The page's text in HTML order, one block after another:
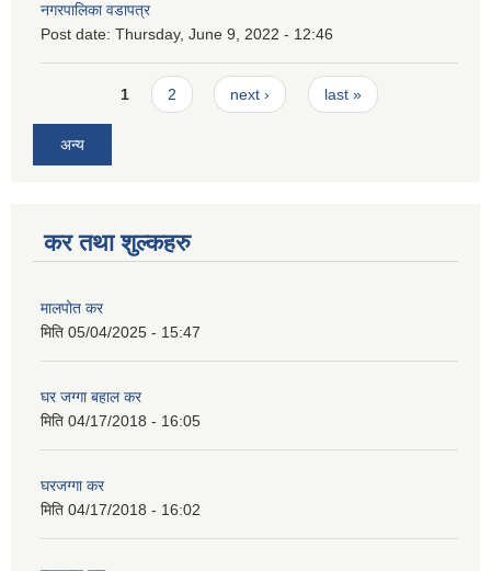
नगरपालिका वडापत्र
Post date: Thursday, June 9, 2022 - 12:46
Pages1 2 next › last »
अन्य
कर तथा शुल्कहरु
मालपोत कर
मिति 05/04/2025 - 15:47
घर जग्गा बहाल कर
मिति 04/17/2018 - 16:05
घरजग्गा कर
मिति 04/17/2018 - 16:02